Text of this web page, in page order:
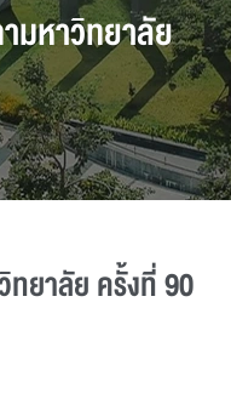
มหาวิทยาลัย
ทยาลัย ครั้งที่ 90